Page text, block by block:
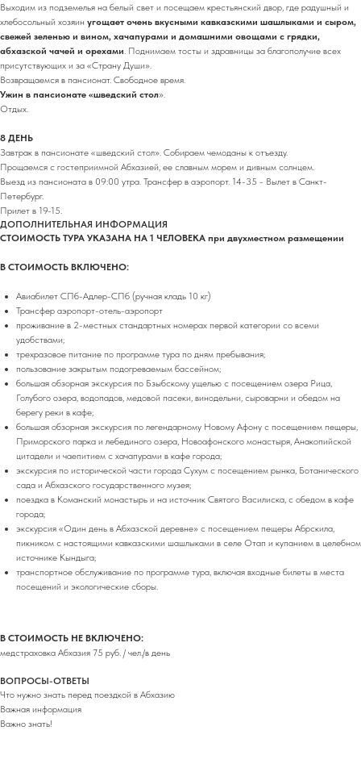
Выходим из подземелья на белый свет и посещаем крестьянский двор, где радушный и
хлебосольный хозяин угощает очень вкусными кавказскими шашлыками и сыром,
свежей зеленью и вином, хачапурами и домашними овощами с грядки,
абхазской чачей и орехами. Поднимаем тосты и здравницы за благополучие всех
присутствующих и за «Страну Души».
Возвращаемся в пансионат. Свободное время.
Ужин в пансионате «шведский стол».
Отдых.
8 ДЕНЬ
Завтрак в пансионате «шведский стол». Собираем чемоданы к отъезду.
Прощаемся с гостеприимной Абхазией, ее славным морем и дивным солнцем.
Выезд из пансионата в 09:00 утра. Трансфер в аэропорт. 14-35 - Вылет в Санкт-
Петербург.
Прилет в 19-15.
ДОПОЛНИТЕЛЬНАЯ ИНФОРМАЦИЯ
СТОИМОСТЬ ТУРА УКАЗАНА НА 1 ЧЕЛОВЕКА при двухместном размещении
В СТОИМОСТЬ ВКЛЮЧЕНО:
Авиабилет СПб-Адлер-СПб (ручная кладь 10 кг)
Трансфер аэропорт-отель-аэропорт
проживание в 2-местных стандартных номерах первой категории со всеми
удобствами;
трехразовое питание по программе тура по дням пребывания;
пользование закрытым подогреваемым бассейном;
большая обзорная экскурсия по Бзыбскому ущелью с посещением озера Рица,
Голубого озера, водопадов, медовой пасеки, винодельни, сыроварни и обедом на
берегу реки в кафе;
большая обзорная экскурсия по легендарному Новому Афону с посещением пещеры,
Приморского парка и лебединого озера, Новоафонского монастыря, Анакопийской
цитадели и чаепитием с хачапурами в кафе города;
экскурсия по исторической части города Сухум с посещением рынка, Ботанического
сада и Абхазского государственного музея;
поездка в Команский монастырь и на источник Святого Василиска, с обедом в кафе
города;
экскурсия «Один день в Абхазской деревне» с посещением пещеры Абрскила,
пикником с настоящими кавказскими шашлыками в селе Отап и купанием в целебном
источнике Кындыга;
транспортное обслуживание по программе тура, включая входные билеты в места
посещений и экологические сборы.
В СТОИМОСТЬ НЕ ВКЛЮЧЕНО:
медстраховка Абхазия 75 руб. / чел./в день
ВОПРОСЫ-ОТВЕТЫ
Что нужно знать перед поездкой в Абхазию
Важная информация
Важно знать!